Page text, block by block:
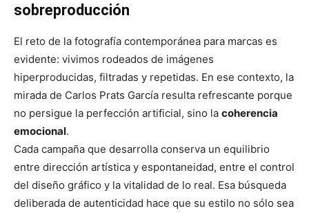
sobreproducción
El reto de la fotografía contemporánea para marcas es
evidente: vivimos rodeados de imágenes
hiperproducidas, filtradas y repetidas. En ese contexto, la
mirada de Carlos Prats García resulta refrescante porque
no persigue la perfección artificial, sino la coherencia
emocional.
Cada campaña que desarrolla conserva un equilibrio
entre dirección artística y espontaneidad, entre el control
del diseño gráfico y la vitalidad de lo real. Esa búsqueda
deliberada de autenticidad hace que su estilo no sólo sea